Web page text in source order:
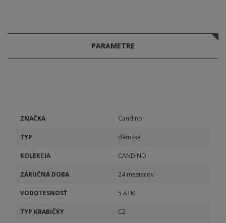
PARAMETRE
ZNAČKA Candino
TYP dámske
KOLEKCIA CANDINO
ZÁRUČNÁ DOBA 24 mesiacov
VODOTESNOSŤ 5 ATM
TYP KRABIČKY C2